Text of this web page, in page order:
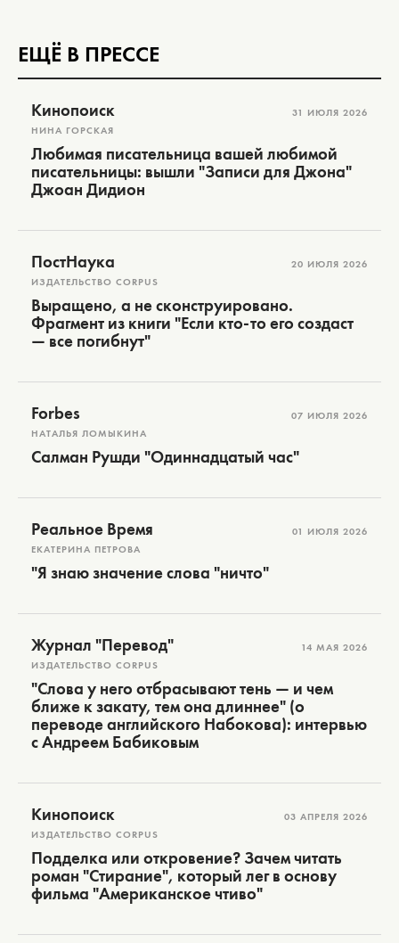
ЕЩЁ В ПРЕССЕ
Кинопоиск
НИНА ГОРСКАЯ
31 ИЮЛЯ 2026
Любимая писательница вашей любимой
писательницы: вышли "Записи для Джона"
Джоан Дидион
ПостНаука
ИЗДАТЕЛЬСТВО CORPUS
20 ИЮЛЯ 2026
Выращено, а не сконструировано.
Фрагмент из книги "Если кто-то его создаст
— все погибнут"
Forbes
НАТАЛЬЯ ЛОМЫКИНА
07 ИЮЛЯ 2026
Салман Рушди "Одиннадцатый час"
Реальное Время
ЕКАТЕРИНА ПЕТРОВА
01 ИЮЛЯ 2026
"Я знаю значение слова "ничто"
Журнал "Перевод"
ИЗДАТЕЛЬСТВО CORPUS
14 МАЯ 2026
"Слова у него отбрасывают тень — и чем
ближе к закату, тем она длиннее" (о
переводе английского Набокова): интервью
с Андреем Бабиковым
Кинопоиск
ИЗДАТЕЛЬСТВО CORPUS
03 АПРЕЛЯ 2026
Подделка или откровение? Зачем читать
роман "Стирание", который лег в основу
фильма "Американское чтиво"